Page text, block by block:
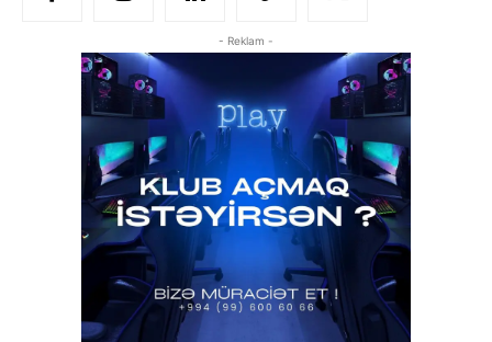
- Reklam -